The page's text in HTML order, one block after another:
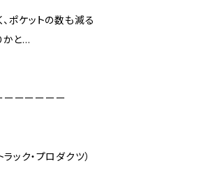
ポケットの数も減る
かと…
ーーーーーー
ック・プロダクツ）